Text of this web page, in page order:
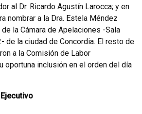
al Dr. Ricardo Agustín Larocca; y en
nombrar a la Dra. Estela Méndez
la Cámara de Apelaciones -Sala
de la ciudad de Concordia. El resto de
a la Comisión de Labor
oportuna inclusión en el orden del día